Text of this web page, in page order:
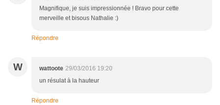
Magnifique, je suis impressionnée ! Bravo pour cette
merveille et bisous Nathalie :)
Répondre
W wattoote 29/03/2016 19:20
un résulat à la hauteur
Répondre